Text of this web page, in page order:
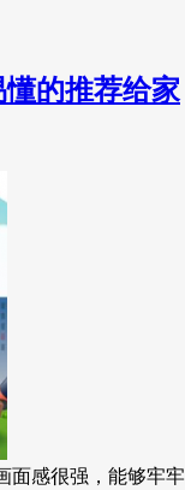
的推荐给家
面感很强，能够牢牢